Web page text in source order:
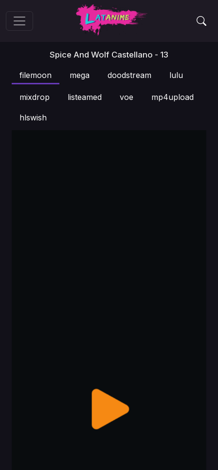
Spice And Wolf Castellano - 13
filemoon mega doodstream lulu
mixdrop listeamed voe mp4upload
hlswish